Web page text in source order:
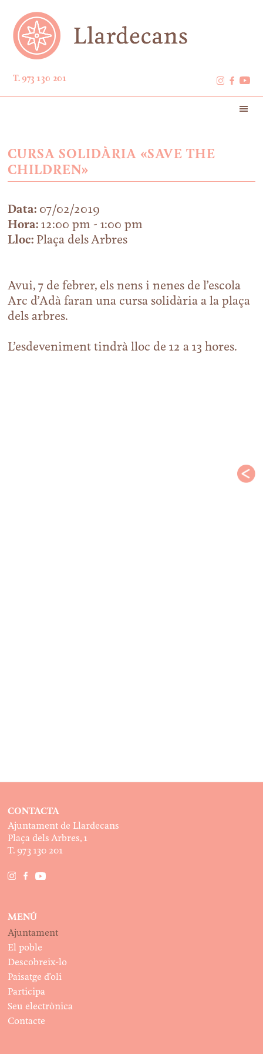
T. 973 130 201
CURSA SOLIDÀRIA «SAVE THE
CHILDREN»
Data: 07/02/2019
Hora: 12:00 pm - 1:00 pm
Lloc: Plaça dels Arbres
Avui, 7 de febrer, els nens i nenes de l’escola
Arc d’Adà faran una cursa solidària a la plaça
dels arbres.
L’esdeveniment tindrà lloc de 12 a 13 hores.
CONTACTA
Ajuntament de Llardecans
Plaça dels Arbres, 1
T. 973 130 201
MENÚ
Ajuntament
El poble
Descobreix-lo
Paisatge d’oli
Participa
Seu electrònica
Contacte